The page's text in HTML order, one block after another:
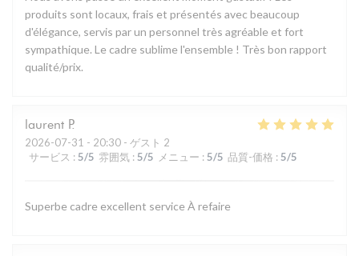
produits sont locaux, frais et présentés avec beaucoup
d'élégance, servis par un personnel très agréable et fort
sympathique. Le cadre sublime l'ensemble ! Très bon rapport
qualité/prix.
laurent P
2026-07-31 - 20:30 - ゲスト 2
サービス : 5/5 雰囲気 : 5/5 メニュー : 5/5 品質-価格 : 5/5
Superbe cadre excellent service À refaire